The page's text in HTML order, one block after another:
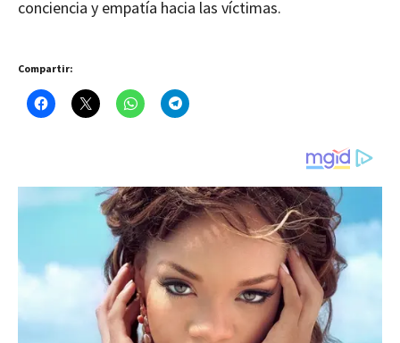
conciencia y empatía hacia las víctimas.
Compartir: